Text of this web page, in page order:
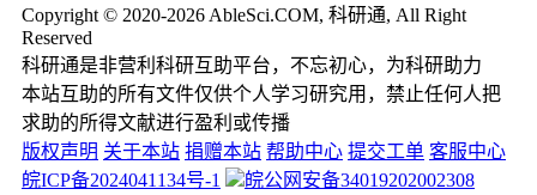
Copyright © 2020-2026 AbleSci.COM, 科研通, All Right
Reserved
科研通是非营利科研互助平台，不忘初心，为科研助力
本站互助的所有文件仅供个人学习研究用，禁止任何人把
求助的所得文献进行盈利或传播
版权声明 关于本站 捐赠本站 帮助中心 提交工单 客服中心
皖ICP备2024041134号-1
皖公网安备34019202002308